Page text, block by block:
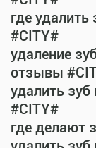
где
#CITY#
удаление
отзывы
удалить
#CITY#
где делают